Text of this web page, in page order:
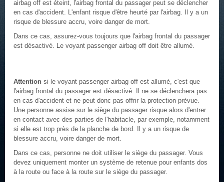
airbag off est éteint, l'airbag frontal du passager peut se déclencher
en cas d'accident. L'enfant risque d'être heurté par l'airbag. Il y a un
risque de blessure accru, voire danger de mort.
Dans ce cas, assurez-vous toujours que l'airbag frontal du passager
est désactivé. Le voyant passenger airbag off doit être allumé.
Attention si le voyant passenger airbag off est allumé, c'est que
l'airbag frontal du passager est désactivé. Il ne se déclenchera pas
en cas d'accident et ne peut donc pas offrir la protection prévue.
Une personne assise sur le siège du passager risque alors d'entrer
en contact avec des parties de l'habitacle, par exemple, notamment
si elle est trop près de la planche de bord. Il y a un risque de
blessure accru, voire danger de mort.
Dans ce cas, personne ne doit utiliser le siège du passager. Vous
devez uniquement monter un système de retenue pour enfants dos
à la route ou face à la route sur le siège du passager.